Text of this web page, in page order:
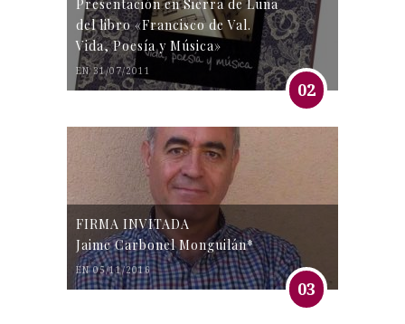
Presentación en Sierra de Luna
del libro «Francisco de Val.
Vida, Poesía y Música»
EN 31/07/2011
02
FIRMA INVITADA
Jaime Carbonel Monguilán*
EN 05/11/2016
03